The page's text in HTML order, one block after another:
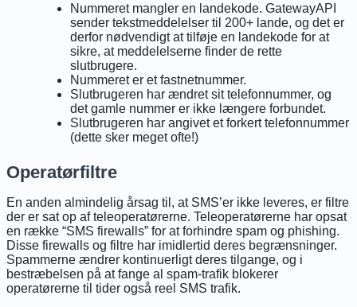
Nummeret mangler en landekode. GatewayAPI
sender tekstmeddelelser til 200+ lande, og det er
derfor nødvendigt at tilføje en landekode for at
sikre, at meddelelserne finder de rette
slutbrugere.
Nummeret er et fastnetnummer.
Slutbrugeren har ændret sit telefonnummer, og
det gamle nummer er ikke længere forbundet.
Slutbrugeren har angivet et forkert telefonnummer
(dette sker meget ofte!)
Operatørfiltre
En anden almindelig årsag til, at SMS’er ikke leveres, er filtre
der er sat op af teleoperatørerne. Teleoperatørerne har opsat
en række “SMS firewalls” for at forhindre spam og phishing.
Disse firewalls og filtre har imidlertid deres begrænsninger.
Spammerne ændrer kontinuerligt deres tilgange, og i
bestræbelsen på at fange al spam-trafik blokerer
operatørerne til tider også reel SMS trafik.